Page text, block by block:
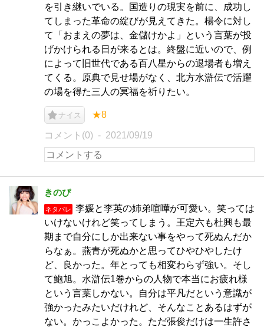
を引き継いでいる。国造りの現実を前に、成功し
てしまった革命の綻びが見えてきた。楊令に対し
て「おまえの夢は、金儲けかよ」という言葉が投
げかけられる日が来るとは。終盤に近いので、例
によって旧世代である百八星からの退場者も増え
てくる。原典で見せ場がなく、北方水滸伝で活躍
の場を得た三人の冥福を祈りたい。
ナイス ★8
コメント(0) 2021/09/19
きのぴ
ネタバレ
李媛と李英の姉弟喧嘩が可愛い。笑っては
いけないけれど笑ってしまう。王定六も杜興も最
期まで自分にしか出来ない事をやって死ぬんだか
らなぁ。燕青が死ぬかと思ってひやひやしたけ
ど、良かった。年とっても相変わらず強い。そし
て鮑旭。水滸伝1巻からの人物で本当にお疲れ様
という言葉しかない。自分は平凡だという意識が
強かったみたいだけれど、そんなことあるはずが
ない。かっこよかった。ただ張俊だけは一生許さ